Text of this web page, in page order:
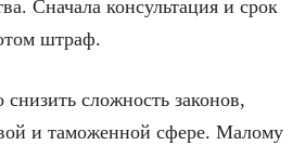
Сначала консультация и срок
штраф.
снизить сложность законов,
и таможенной сфере. Малому